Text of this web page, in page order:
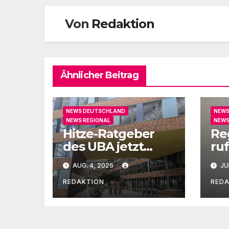
Von Redaktion
Ähnlicher Beitrag
NEWS DEUTSCHLAND
NEWS REGIONAL
Hitze-Ratgeber
des UBA jetzt
auch in Leichter
Sprache
AUG. 4, 2026
REDAKTION